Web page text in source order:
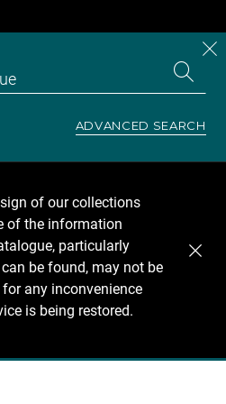
ADVANCED SEARCH
of our collections
of the information
particularly
be found, may not be
any inconvenience
is being restored.